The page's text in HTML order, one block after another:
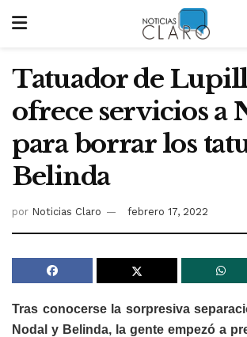
Tatuador de
ofrece servicios a
para borrar los
Belinda
por Noticias Claro febrero 17, 2022
Tras conocerse la sorpresiva
Nodal y Belinda, la gente empezó a